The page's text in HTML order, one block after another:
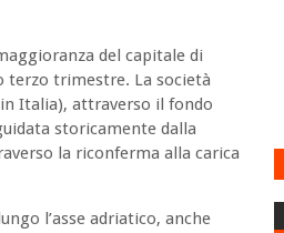
del capitale di
terzo trimestre. La società
Italia), attraverso il fondo
storicamente dalla
la riconferma alla carica
l’asse adriatico, anche